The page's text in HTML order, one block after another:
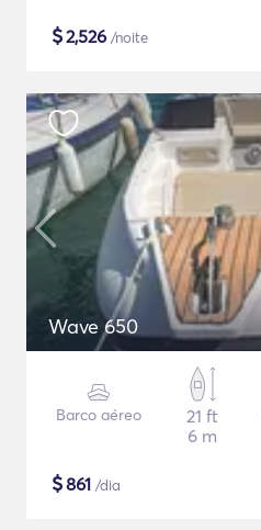
$2,526 /noite
Wave 650
Barco aéreo
21 ft
6 m
$861 /dia